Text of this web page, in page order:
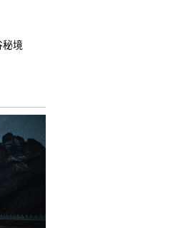
秘境